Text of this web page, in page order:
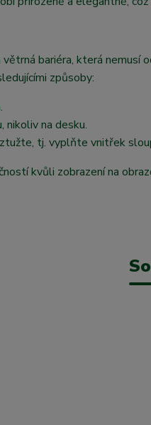
bariéra, která
způsoby:
na desku.
tj. vyplňte vnitřek
kvůli zobrazení na